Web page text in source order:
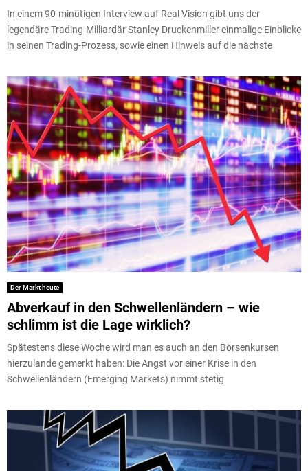
In einem 90-minütigen Interview auf Real Vision gibt uns der
legendäre Trading-Milliardär Stanley Druckenmiller einmalige Einblicke
in seinen Trading-Prozess, sowie einen Hinweis auf die nächste
Der Markt heute
Abverkauf in den Schwellenländern – wie
schlimm ist die Lage wirklich?
Spätestens diese Woche wird man es auch an den Börsenkursen
hierzulande gemerkt haben: Die Angst vor einer Krise in den
Schwellenländern (Emerging Markets) nimmt stetig